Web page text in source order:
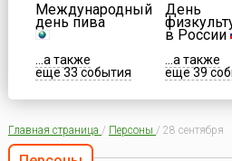
Международный
день пива
...а также
еще 33 события
День
в России
...а также
еще 39
Главная страница / Персоны / 28 сентября